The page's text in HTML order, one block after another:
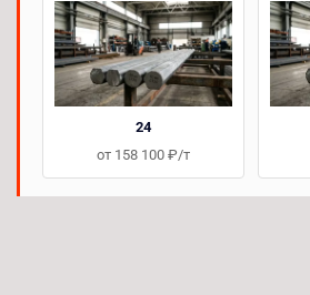
24
от 158 100 ₽/т